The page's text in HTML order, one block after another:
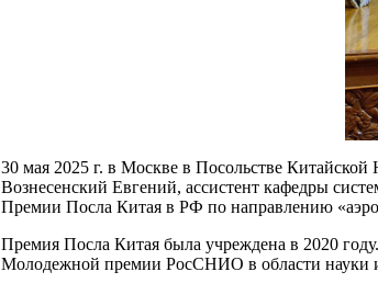
30 мая 2025 г. в Москве в Посольстве
Вознесенский Евгений, ассистент кафедры
Премии Посла Китая в РФ по направлению
Премия Посла Китая была учреждена в 2020
Молодежной премии РосСНИО в области науки